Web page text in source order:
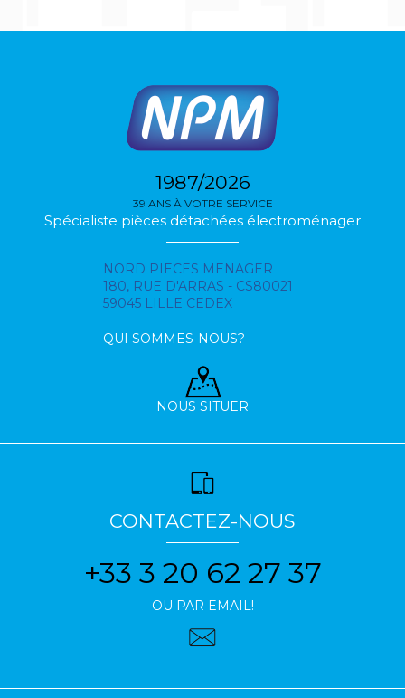
1987/2026
39 ANS À VOTRE SERVICE
Spécialiste pièces détachées électroménager
NORD PIECES MENAGER
180, RUE D'ARRAS - CS80021
59045 LILLE CEDEX
QUI SOMMES-NOUS?
NOUS SITUER
CONTACTEZ-NOUS
+33 3 20 62 27 37
OU PAR EMAIL!